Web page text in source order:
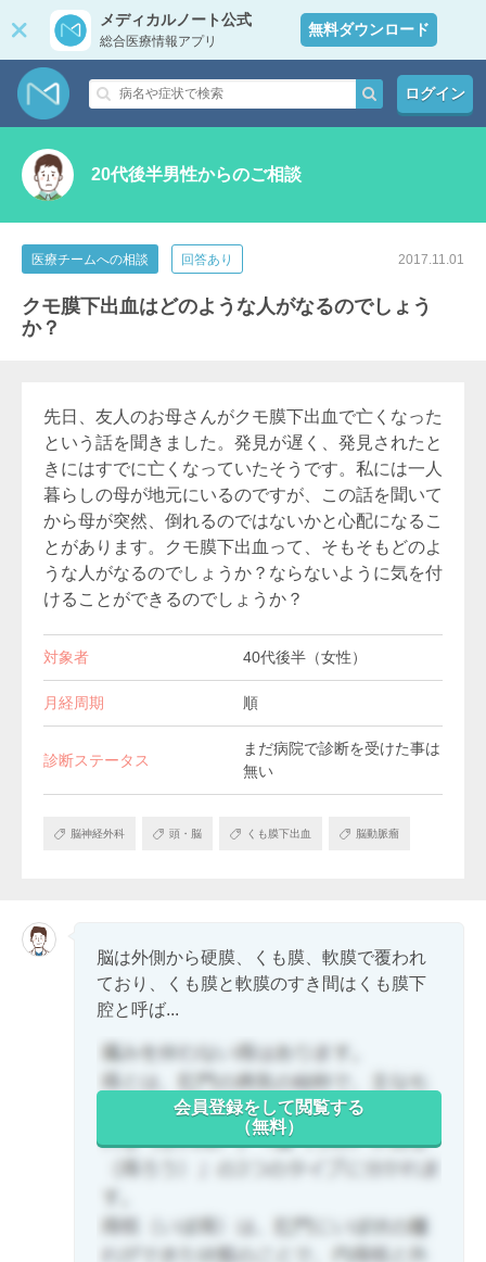
メディカルノート公式
総合医療情報アプリ
無料ダウンロード
ログイン
20代後半男性からのご相談
医療チームへの相談 回答あり 2017.11.01
クモ膜下出血はどのような人がなるのでしょう
か？
先日、友人のお母さんがクモ膜下出血で亡くなった
という話を聞きました。発見が遅く、発見されたと
きにはすでに亡くなっていたそうです。私には一人
暮らしの母が地元にいるのですが、この話を聞いて
から母が突然、倒れるのではないかと心配になるこ
とがあります。クモ膜下出血って、そもそもどのよ
うな人がなるのでしょうか？ならないように気を付
けることができるのでしょうか？
対象者 40代後半（女性）
月経周期 順
診断ステータス
まだ病院で診断を受けた事は
無い
脳神経外科 頭・脳 くも膜下出血 脳動脈瘤
脳は外側から硬膜、くも膜、軟膜で覆われ
ており、くも膜と軟膜のすき間はくも膜下
腔と呼ば...
会員登録をして閲覧する
（無料）